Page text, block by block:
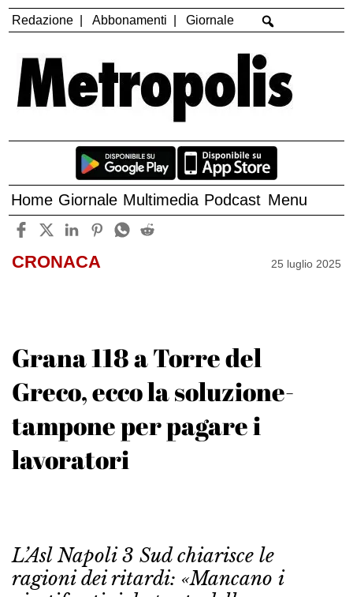
Redazione Abbonamenti Giornale
Home Giornale Multimedia Podcast Menu
CRONACA 25 luglio 2025
Grana 118 a Torre del
Greco, ecco la soluzione-
tampone per pagare i
lavoratori
L’Asl Napoli 3 Sud chiarisce le
ragioni dei ritardi: «Mancano i